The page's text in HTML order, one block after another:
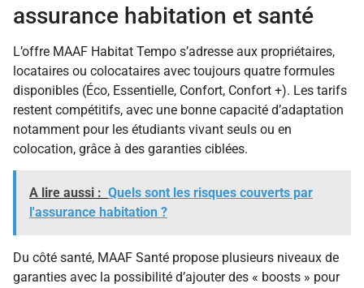
assurance habitation et santé
L’offre MAAF Habitat Tempo s’adresse aux propriétaires,
locataires ou colocataires avec toujours quatre formules
disponibles (Éco, Essentielle, Confort, Confort +). Les tarifs
restent compétitifs, avec une bonne capacité d’adaptation
notamment pour les étudiants vivant seuls ou en
colocation, grâce à des garanties ciblées.
A lire aussi : Quels sont les risques couverts par
l'assurance habitation ?
Du côté santé, MAAF Santé propose plusieurs niveaux de
garanties avec la possibilité d’ajouter des « boosts » pour